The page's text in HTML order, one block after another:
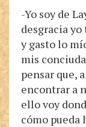
-Yo soy de
desgracia
y gasto lo
mis
pensar que,
encontrar a
ello voy
cómo pueda